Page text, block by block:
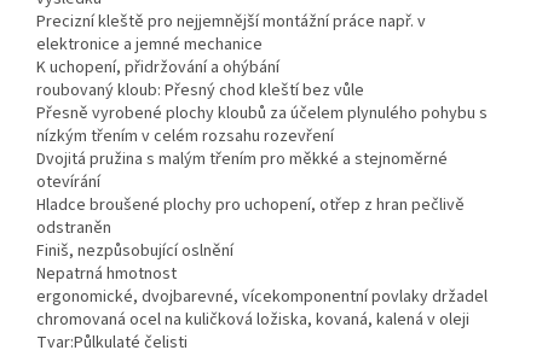
Precizní kleště pro nejjemnější montážní práce např. v
elektronice a jemné mechanice
K uchopení, přidržování a ohýbání
roubovaný kloub: Přesný chod kleští bez vůle
Přesně vyrobené plochy kloubů za účelem plynulého pohybu s
nízkým třením v celém rozsahu rozevření
Dvojitá pružina s malým třením pro měkké a stejnoměrné
otevírání
Hladce broušené plochy pro uchopení, otřep z hran pečlivě
odstraněn
Finiš, nezpůsobující oslnění
Nepatrná hmotnost
ergonomické, dvojbarevné, vícekomponentní povlaky držadel
chromovaná ocel na kuličková ložiska, kovaná, kalená v oleji
Tvar:Půlkulaté čelisti